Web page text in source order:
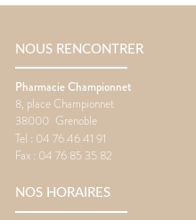
NOUS RENCONTRER
Pharmacie Championnet
8, place Championnet
38000 Grenoble
Tel : 04 76 46 41 91
Fax : 04 76 85 35 82
NOS HORAIRES